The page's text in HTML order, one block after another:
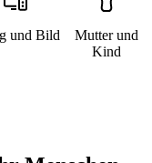
und Bild
Mutter und
Kind